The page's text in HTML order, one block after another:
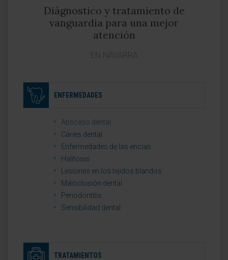
Diágnostico y tratamiento de
vanguardia para una mejor
atención
EN NAVARRA
ENFERMEDADES
Absceso dental
Caries dental
Enfermedades de las encías
Halitosis
Lesiones en los tejidos blandos
Maloclusión dental
Periodontitis
Sensibilidad dental
TRATAMIENTOS